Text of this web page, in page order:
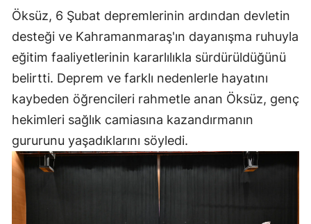
Öksüz, 6 Şubat depremlerinin ardından devletin
desteği ve Kahramanmaraş'ın dayanışma ruhuyla
eğitim faaliyetlerinin kararlılıkla sürdürüldüğünü
belirtti. Deprem ve farklı nedenlerle hayatını
kaybeden öğrencileri rahmetle anan Öksüz, genç
hekimleri sağlık camiasına kazandırmanın
gururunu yaşadıklarını söyledi.